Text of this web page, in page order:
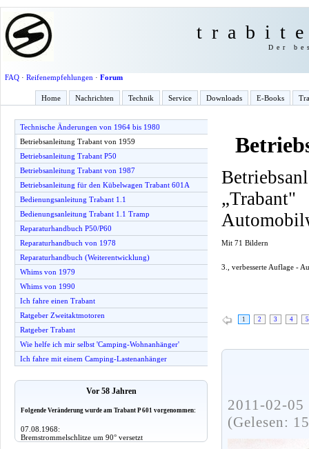
Der
FAQ· Reifenempfehlungen · Forum
Home Nachrichten Technik Service Downloads E-Books
Technische Änderungen von 1964 bis 1980
Betriebsanleitung Trabant von 1959
Betriebsanleitung Trabant P50
Betriebsanleitung Trabant von 1987
Betriebsanleitung für den Kübelwagen Trabant 601A
Bedienungsanleitung Trabant 1.1
Bedienungsanleitung Trabant 1.1 Tramp
Reparaturhandbuch P50/P60
Reparaturhandbuch von 1978
Reparaturhandbuch (Weiterentwicklung)
Whims von 1979
Whims von 1990
Ich fahre einen Trabant
Ratgeber Zweitaktmotoren
Ratgeber Trabant
Wie helfe ich mir selbst 'Camping-Wohnanhänger'
Ich fahre mit einem Camping-Lastenanhänger
Vor 58 Jahren
Folgende Veränderung wurde am Trabant P 601 vorgenommen:
07.08.1968:
Bremstrommelschlitze um 90° versetzt
Mit 71 Bildern
3., verbesserte Auflage -
1 2 3 4 5
2011-02-
(Gelesen: